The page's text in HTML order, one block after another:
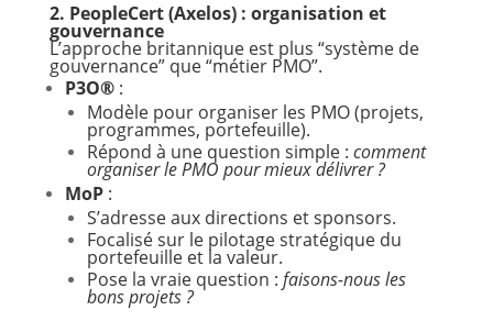
2. PeopleCert (Axelos) : organisation et
gouvernance
L’approche britannique est plus “système de
gouvernance” que “métier PMO”.
P3O®:
Modèle pour organiser les PMO (projets,
programmes, portefeuille).
Répond à une question simple : comment
organiser le PMO pour mieux délivrer ?
MoP:
S’adresse aux directions et sponsors.
Focalisé sur le pilotage stratégique du
portefeuille et la valeur.
Pose la vraie question : faisons-nous les
bons projets ?